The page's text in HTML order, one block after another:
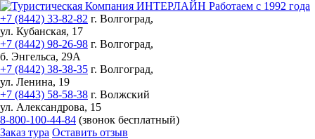
Работаем с 1992 года
+7 (8442) 33-82-82 г. Волгоград,
ул. Кубанская, 17
+7 (8442) 98-26-98 г. Волгоград,
б. Энгельса, 29А
+7 (8442) 38-38-35 г. Волгоград,
ул. Ленина, 19
+7 (8443) 58-58-38 г. Волжский
ул. Александрова, 15
8-800-100-44-84 (звонок бесплатный)
Заказ тура Оставить отзыв